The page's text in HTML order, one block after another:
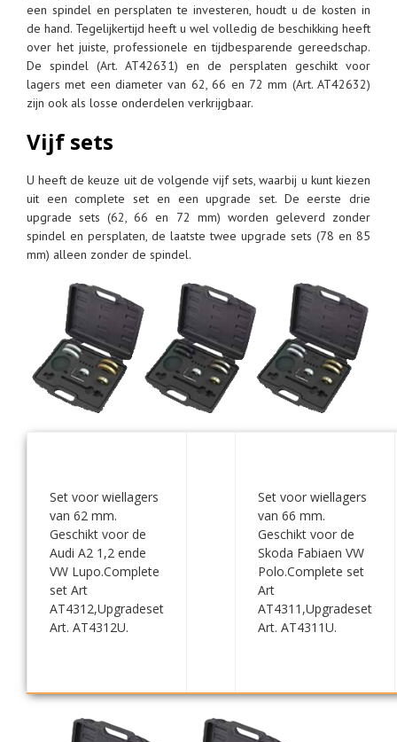
een spindel en persplaten te investeren, houdt u de kosten in
de hand. Tegelijkertijd heeft u wel volledig de beschikking heeft
over het juiste, professionele en tijdbesparende gereedschap.
De spindel (Art. AT42631) en de persplaten geschikt voor
lagers met een diameter van 62, 66 en 72 mm (Art. AT42632)
zijn ook als losse onderdelen verkrijgbaar.
Vijf sets
U heeft de keuze uit de volgende vijf sets, waarbij u kunt kiezen
uit een complete set en een upgrade set. De eerste drie
upgrade sets (62, 66 en 72 mm) worden geleverd zonder
spindel en persplaten, de laatste twee upgrade sets (78 en 85
mm) alleen zonder de spindel.
Set voor wiellagers
van 62 mm.
Geschikt voor de
Audi A2 1,2 ende
VW Lupo.Complete
set Art
AT4312,Upgradeset
Art. AT4312U.
Set voor wiellagers
van 66 mm.
Geschikt voor de
Skoda Fabiaen VW
Polo.Complete set
Art
AT4311,Upgradeset
Art. AT4311U.